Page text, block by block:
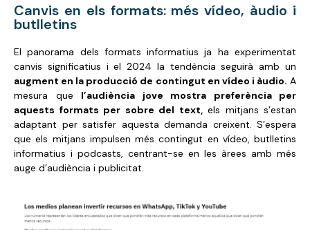
Canvis en els formats: més vídeo, àudio i
butlletins
El panorama dels formats informatius ja ha experimentat
canvis significatius i el 2024 la tendència seguirà amb un
augment en la producció de contingut en vídeo i àudio. A
mesura que l’audiència jove mostra preferència per
aquests formats per sobre del text,els mitjans s’estan
adaptant per satisfer aquesta demanda creixent. S’espera
que els mitjans impulsen més contingut en vídeo, butlletins
informatius i podcasts, centrant-se en les àrees amb més
auge d’audiència i publicitat.